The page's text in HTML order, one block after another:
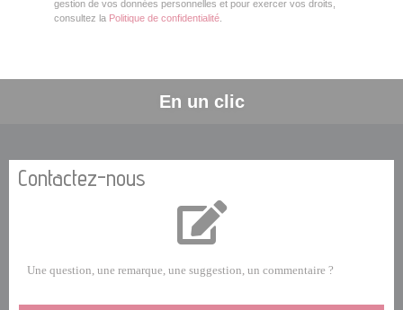
gestion de vos données personnelles et pour exercer vos droits,
consultez la Politique de confidentialité
En un clic
Contactez-nous
Une question, une remarque, une suggestion, un commentaire ?